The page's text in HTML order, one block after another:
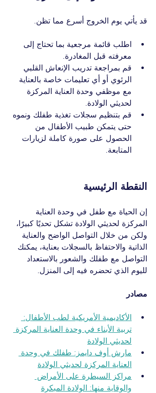
قد يأتي يوم الخروج أسرع مما تظن.
اطلب قائمة مرجعية بما تحتاج إلى
معرفته قبل المغادرة.
قم بمراجعة تدريب الإنعاش القلبي
الرئوي أو أي تعليمات خاصة بالعناية
مع موظفي وحدة العناية المركزة
لحديثي الولادة.
قم بتنظيم سجلات تغذية طفلك ونموه
حتى يتمكن طبيب الأطفال من
الحصول على صورة كاملة لزيارات
المتابعة.
النقطة الرئيسية
إن الحياة مع طفل في وحدة العناية
المركزة لحديثي الولادة تشكل تحديًا كبيرًا،
ولكن من خلال التواصل الواضح والعناية
الذاتية والاحتفاظ بالسجلات بعناية، يمكنك
التواصل مع طفلك والشعور بالاستعداد
لليوم الذي تحضره فيه إلى المنزل.
مصادر
الأكاديمية الأمريكية لطب الأطفال:
تربية الأبناء في وحدة العناية المركزة
لحديثي الولادة
مارش أوف دايمز: طفلك في وحدة
العناية المركزة لحديثي الولادة
مراكز السيطرة على الأمراض
والوقاية منها: الولادة المبكرة